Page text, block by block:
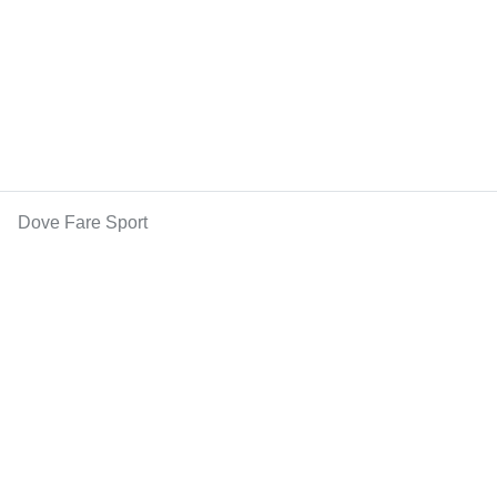
Dove Fare Sport